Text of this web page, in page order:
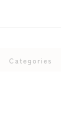
Categories